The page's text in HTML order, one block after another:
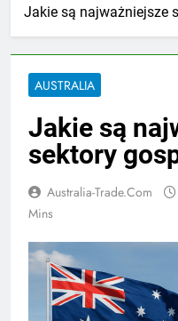
Jakie są najważniejsze
AUSTRALIA
Jakie są
sektory
Australia-Trade.com
Mins